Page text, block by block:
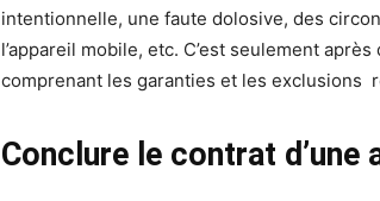
intentionnelle, une faute dolosive, des
l’appareil mobile, etc. C’est seulement
comprenant les garanties et les exclusions
Conclure le contrat d’une